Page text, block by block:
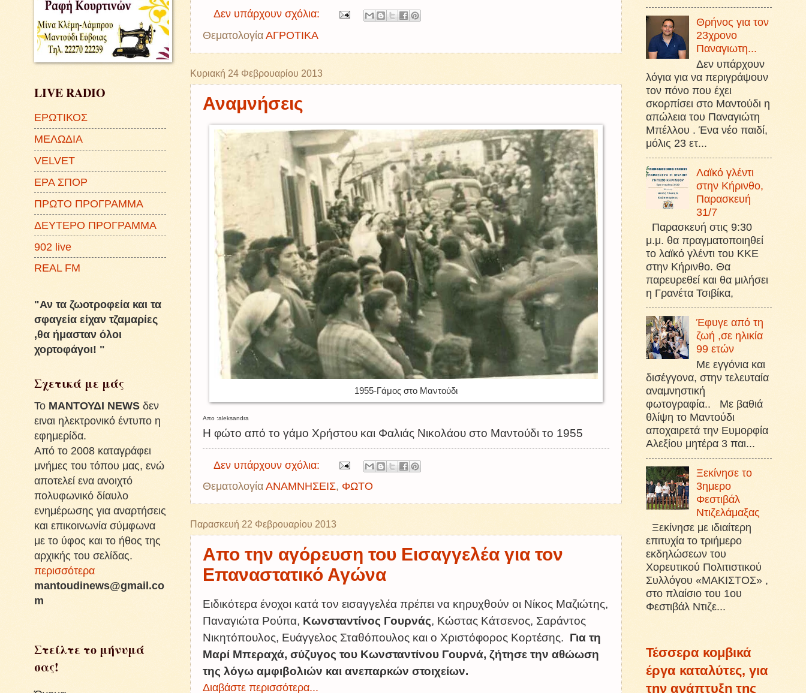
Δεν υπάρχουν σχόλια:
ΘεματολογίαΑΓΡΟΤΙΚΑ
Κυριακή 24 Φεβρουαρίου 2013
Αναμνήσεις
1955-Γάμος στο Μαντούδι
Απο :aleksandra
Η φώτο από το γάμο Χρήστου και Φαλιάς Νικολάου στο Μαντούδι το 1955
Δεν υπάρχουν σχόλια:
ΘεματολογίαΑΝΑΜΝΗΣΕΙΣ, ΦΩΤΟ
Παρασκευή 22 Φεβρουαρίου 2013
Απο την αγόρευση του Εισαγγελέα για τον
Επαναστατικό Αγώνα
Ειδικότερα ένοχοι κατά τον εισαγγελέα πρέπει να κηρυχθούν οι Νίκος Μαζιώτης,
Παναγιώτα Ρούπα, Κωνσταντίνος Γουρνάς, Κώστας Κάτσενος, Σαράντος
Νικητόπουλος, Ευάγγελος Σταθόπουλος και ο Χριστόφορος Κορτέσης. Για τη
Μαρί Μπεραχά, σύζυγος του Κωνσταντίνου Γουρνά, ζήτησε την αθώωση
της λόγω αμφιβολιών και ανεπαρκών στοιχείων.
Διαβάστε περισσότερα...
LIVE RADIO
ΕΡΩΤΙΚΟΣ
ΜΕΛΩΔΙΑ
VELVET
ΕΡΑ ΣΠΟΡ
ΠΡΩΤΟ ΠΡΟΓΡΑΜΜΑ
ΔΕΥΤΕΡΟ ΠΡΟΓΡΑΜΜΑ
902 live
REAL FM
"Αν τα ζωοτροφεία και τα
σφαγεία είχαν τζαμαρίες
,θα ήμασταν όλοι
χορτοφάγοι! "
Σχετικά με μάς
To ΜΑΝΤΟΥΔΙ NEWS δεν
ειναι ηλεκτρονικό έντυπο η
εφημερίδα.
Από το 2008 καταγράφει
μνήμες του τόπου μας, ενώ
αποτελεί ενα ανοιχτό
πολυφωνικό δίαυλο
ενημέρωσης για αναρτήσεις
και επικοινωνία σύμφωνα
με το ύφος και το ήθος της
αρχικής του σελίδας.
περισσότερα
mantoudinews@gmail.co
m
Στείλτε το μήνυμά
σας!
Θρήνος για τον
23χρονο
Παναγιωτη...
Δεν υπάρχουν
λόγια για να περιγράψουν
τον πόνο που έχει
σκορπίσει στο Μαντούδι η
απώλεια του Παναγιώτη
Μπέλλου . Ένα νέο παιδί,
μόλις 23 ετ...
Λαϊκό γλέντι
στην Κήρινθο,
Παρασκευή
31/7
Παρασκευή στις 9:30
μ.μ. θα πραγματοποιηθεί
το λαϊκό γλέντι του ΚΚΕ
στην Κήρινθο. Θα
παρευρεθεί και θα μιλήσει
η Γρανέτα Τσιβίκα,
Έφυγε από τη
ζωή ,σε ηλικία
99 ετών
Με εγγόνια και
δισέγγονα, στην τελευταία
αναμνηστική
φωτογραφία.. Με βαθιά
θλίψη το Μαντούδι
αποχαιρετά την Ευμορφία
Αλεξίου μητέρα 3 παι...
Ξεκίνησε το
3ημερο
Φεστιβάλ
Ντιζελάμαξας
Ξεκίνησε με ιδιαίτερη
επιτυχία το τριήμερο
εκδηλώσεων του
Χορευτικού Πολιτιστικού
Συλλόγου «ΜΑΚΙΣΤΟΣ» ,
στο πλαίσιο του 1ου
Φεστιβάλ Ντιζε...
Τέσσερα κομβικά
έργα καταλύτες, για
την ανάπτυξη της